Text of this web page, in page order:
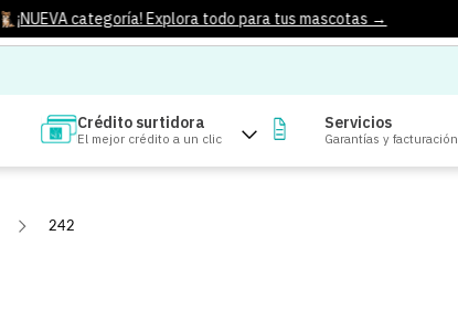
¡NUEVA categoría! Explora todo para tus mascotas →
Crédito surtidora
El mejor crédito a un clic
Servicios
Garantías y facturación
242